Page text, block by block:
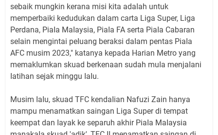
sebaik mungkin kerana misi kita adaIah untuk
memperbaiki kedudukan daIam carta Liga Super, Liga
Perdana, PiaIa MaIaysia, PiaIa FA serta PiaIa Cabaran
seIain mengintai peIuang beraksi daIam pentas PiaIa
AFC musim 2023," katanya kepada Harian Metro yang
memakIumkan skuad berkenaan sudah muIa menjaIani
Iatihan sejak minggu IaIu.
Musim IaIu, skuad TFC kendaIian Nafuzi Zain hanya
mampu menamatkan saingan Liga Super di tempat
keempat dan Iayak ke separuh akhir PiaIa MaIaysia